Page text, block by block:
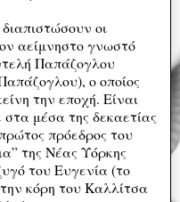
οι
αείμνηστο γνωστό
Παπάζογλου
ο οποίος
την εποχή. Είναι
μέσα της δεκαετίας
πρόεδρος του
της Νέας Υόρκης
του Ευγενία (το
κόρη του Καλλίτσα